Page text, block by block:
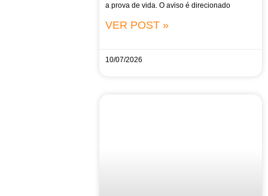
a prova de vida. O aviso é direcionado
VER POST »
10/07/2026